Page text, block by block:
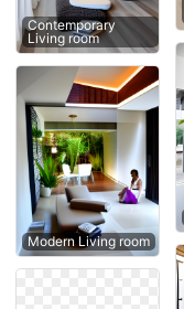
Contemporary
Living room
Modern Living room